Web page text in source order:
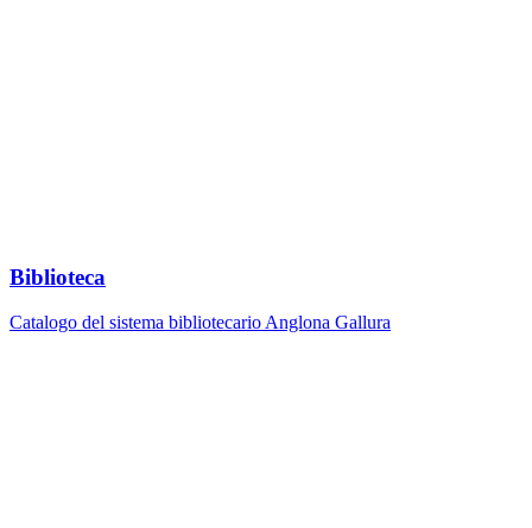
Biblioteca
Catalogo del sistema bibliotecario Anglona Gallura